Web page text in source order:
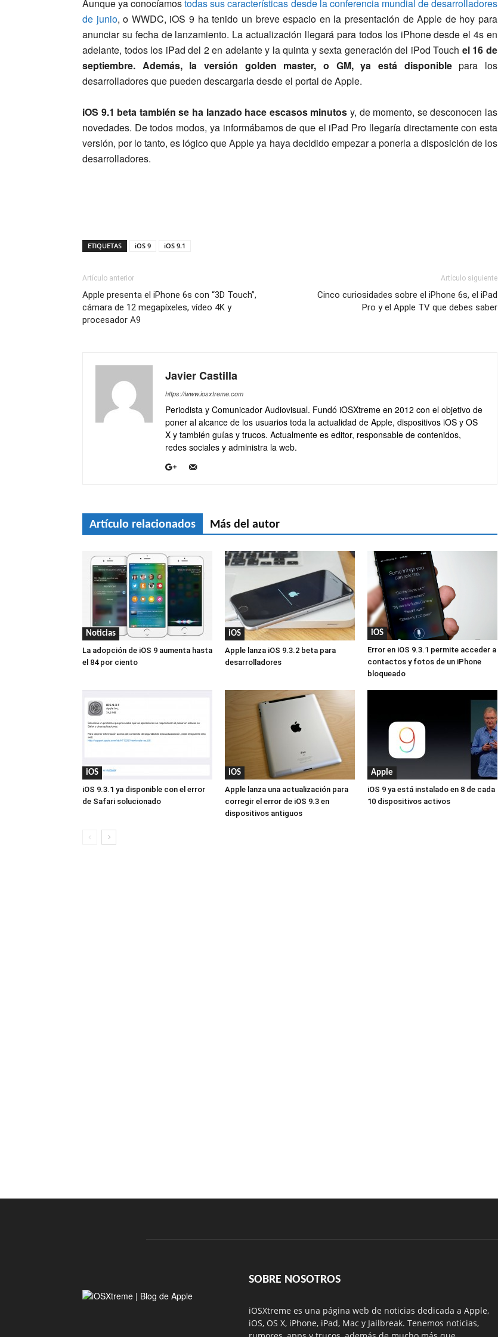
Aunque ya conocíamostodas sus características desde la conferencia mundial de desarrolladores
de junio, o WWDC, iOS 9 ha tenido un breve espacio en la presentación de Apple de hoy para
anunciar su fecha de lanzamiento. La actualización llegará para todos los iPhone desde el 4s en
adelante, todos los iPad del 2 en adelante y la quinta y sexta generación del iPod Touch el 16 de
septiembre. Además, la versión golden master, o GM, ya está disponiblepara los
desarrolladores que pueden descargarla desde el portal de Apple.
iOS 9.1 beta también se ha lanzado hace escasos minutos y, de momento, se desconocen las
novedades. De todos modos, ya informábamos de que el iPad Pro llegaría directamente con esta
versión, por lo tanto, es lógico que Apple ya haya decidido empezar a ponerla a disposición de los
desarrolladores.
ETIQUETAS iOS 9 iOS 9.1
Artículo anterior
Apple presenta el iPhone 6s con “3D Touch”,
cámara de 12 megapíxeles, vídeo 4K y
procesador A9
Artículo siguiente
Cinco curiosidades sobre el iPhone 6s, el iPad
Pro y el Apple TV que debes saber
Javier Castilla
https://www.iosxtreme.com
Periodista y Comunicador Audiovisual. Fundó iOSXtreme en 2012 con el objetivo de
poner al alcance de los usuarios toda la actualidad de Apple, dispositivos iOS y OS
X y también guías y trucos. Actualmente es editor, responsable de contenidos,
redes sociales y administra la web.
Artículo relacionados Más del autor
Noticias
La adopción de iOS 9 aumenta hasta
el 84 por ciento
iOS
Apple lanza iOS 9.3.2 beta para
desarrolladores
iOS
Error en iOS 9.3.1 permite acceder a
contactos y fotos de un iPhone
bloqueado
iOS
iOS 9.3.1 ya disponible con el error
de Safari solucionado
iOS
Apple lanza una actualización para
corregir el error de iOS 9.3 en
dispositivos antiguos
Apple
iOS 9 ya está instalado en 8 de cada
10 dispositivos activos
SOBRE NOSOTROS
iOSXtreme es una página web de noticias dedicada a Apple,
iOS, OS X, iPhone, iPad, Mac y Jailbreak. Tenemos noticias,